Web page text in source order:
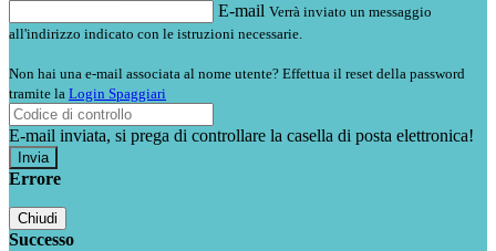
E-mail Verrà inviato un messaggio
all'indirizzo indicato con le istruzioni necessarie.
Non hai una e-mail associata al nome utente? Effettua il reset della password
tramite la Login Spaggiari
E-mail inviata, si prega di controllare la casella di posta elettronica!
Errore
Chiudi
Successo